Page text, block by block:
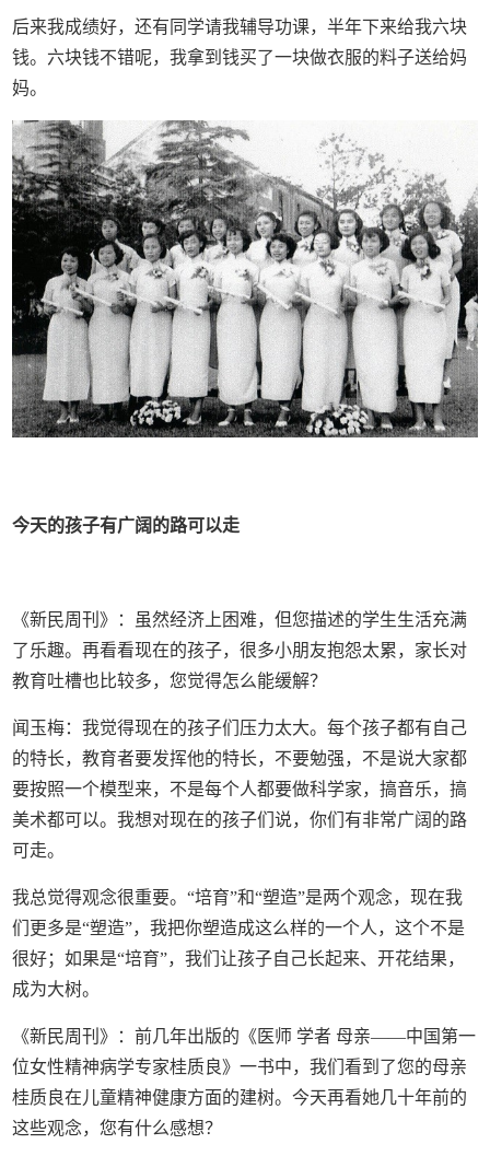
后来我成绩好，还有同学请我辅导功课，半年下来给我六块
钱。六块钱不错呢，我拿到钱买了一块做衣服的料子送给妈
妈。
今天的孩子有广阔的路可以走
《新民周刊》：虽然经济上困难，但您描述的学生生活充满
了乐趣。再看看现在的孩子，很多小朋友抱怨太累，家长对
教育吐槽也比较多，您觉得怎么能缓解？
闻玉梅：我觉得现在的孩子们压力太大。每个孩子都有自己
的特长，教育者要发挥他的特长，不要勉强，不是说大家都
要按照一个模型来，不是每个人都要做科学家，搞音乐，搞
美术都可以。我想对现在的孩子们说，你们有非常广阔的路
可走。
我总觉得观念很重要。“培育”和“塑造”是两个观念，现在我
们更多是“塑造”，我把你塑造成这么样的一个人，这个不是
很好；如果是“培育”，我们让孩子自己长起来、开花结果，
成为大树。
《新民周刊》：前几年出版的《医师 学者 母亲——中国第一
位女性精神病学专家桂质良》一书中，我们看到了您的母亲
桂质良在儿童精神健康方面的建树。今天再看她几十年前的
这些观念，您有什么感想？